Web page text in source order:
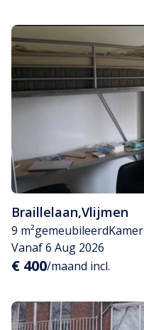
Braillelaan,Vlijmen
9 m²gemeubileerdKamer
Vanaf 6 Aug 2026
€ 400/maand incl.